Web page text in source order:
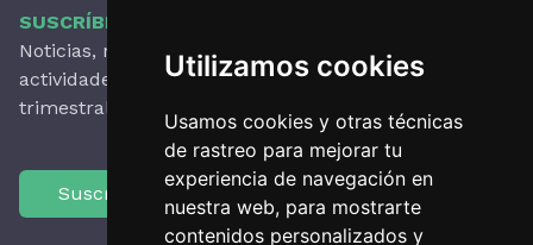
Utilizamos cookies
Usamos cookies y otras técnicas
de rastreo para mejorar tu
experiencia de navegación en
nuestra web, para mostrarte
contenidos personalizados y
SUSCRÍBETE A NUESTRO BOLETÍN
Noticias, novedades destacadas, artículos,
actividades y mucho más, con periodicidad
trimestral.
Suscríbete